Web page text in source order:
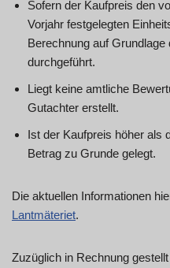
Sofern der Kaufpreis den
Vorjahr festgelegten
Berechnung auf
durchgeführt.
Liegt keine amtliche
Gutachter erstellt.
Ist der Kaufpreis höher als
Betrag zu Grunde gelegt.
Die aktuellen Informationen
Lantmäteriet.
Zuzüglich in Rechnung